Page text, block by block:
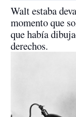
Walt estaba
momento que
que había
derechos.